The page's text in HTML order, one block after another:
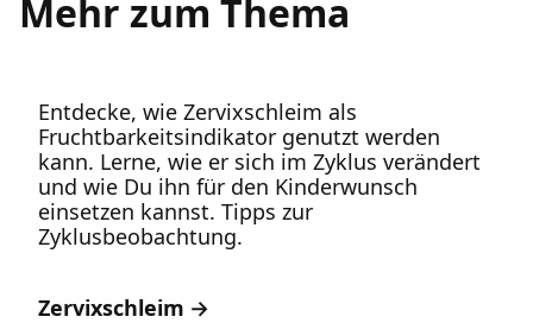
Mehr zum Thema
Entdecke, wie Zervixschleim als
Fruchtbarkeitsindikator genutzt werden
kann. Lerne, wie er sich im Zyklus verändert
und wie Du ihn für den Kinderwunsch
einsetzen kannst. Tipps zur
Zyklusbeobachtung.
Zervixschleim